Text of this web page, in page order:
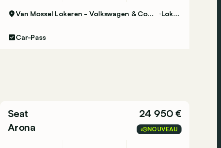
Van Mossel Lokeren - Volkswagen & Commercial Vehicles Lokeren
Car-Pass
Seat
Arona
24 950 €
NOUVEAU